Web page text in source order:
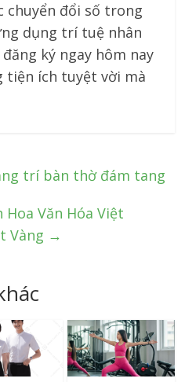
chuyển đổi số trong
dụng trí tuệ nhân
ký ngay hôm nay
tiện ích tuyệt vời mà
trí bàn thờ đám tang
Văn Hóa Việt
Vàng →